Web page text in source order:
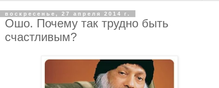
воскресенье, 27 апреля 2014 г.
Ошо. Почему так трудно быть
счастливым?